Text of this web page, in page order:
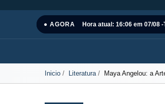
● AGORA Hora atual: 16:06 em 07/08 -
Inicio Literatura Maya Angelou: a